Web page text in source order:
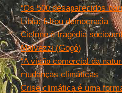
“Os 500 desaparecidos
Líbia: faltou democracia
Ciclone é tragédia
Malvezzi (Gogó)
“A visão comercial da
mudanças climáticas
Crise climática é uma